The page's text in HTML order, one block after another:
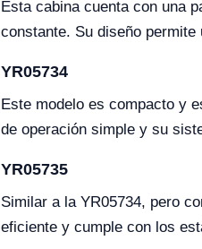
Esta cabina cuenta con una
constante. Su diseño
YR05734
Este modelo es compacto y
de operación simple y su
YR05735
Similar a la YR05734, pero
eficiente y cumple con los